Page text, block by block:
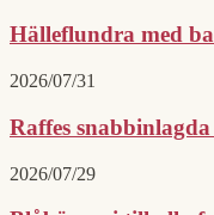
Hälleflundra med
2026/07/31
Raffes
2026/07/29